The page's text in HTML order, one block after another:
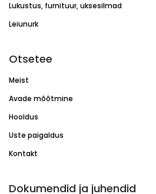
Lukustus, furnituur, uksesilmad
Leiunurk
Otsetee
Meist
Avade mõõtmine
Hooldus
Uste paigaldus
Kontakt
Dokumendid ja juhendid